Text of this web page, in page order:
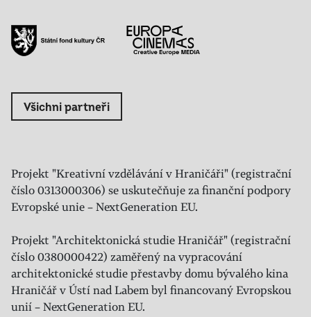
Všichni partneři
Projekt "Kreativní vzdělávání v Hraničáři" (registrační
číslo 0313000306) se uskutečňuje za finanční podpory
Evropské unie – NextGeneration EU.
Projekt "Architektonická studie Hraničář" (registrační
číslo 0380000422) zaměřený na vypracování
architektonické studie přestavby domu bývalého kina
Hraničář v Ústí nad Labem byl financovaný Evropskou
unií – NextGeneration EU.